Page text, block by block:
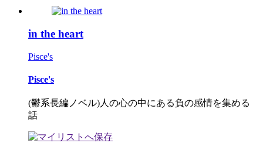
in the heart
Pisce's
Pisce's
(鬱系長編ノベル)人の心の中にある負の感情を集める
話